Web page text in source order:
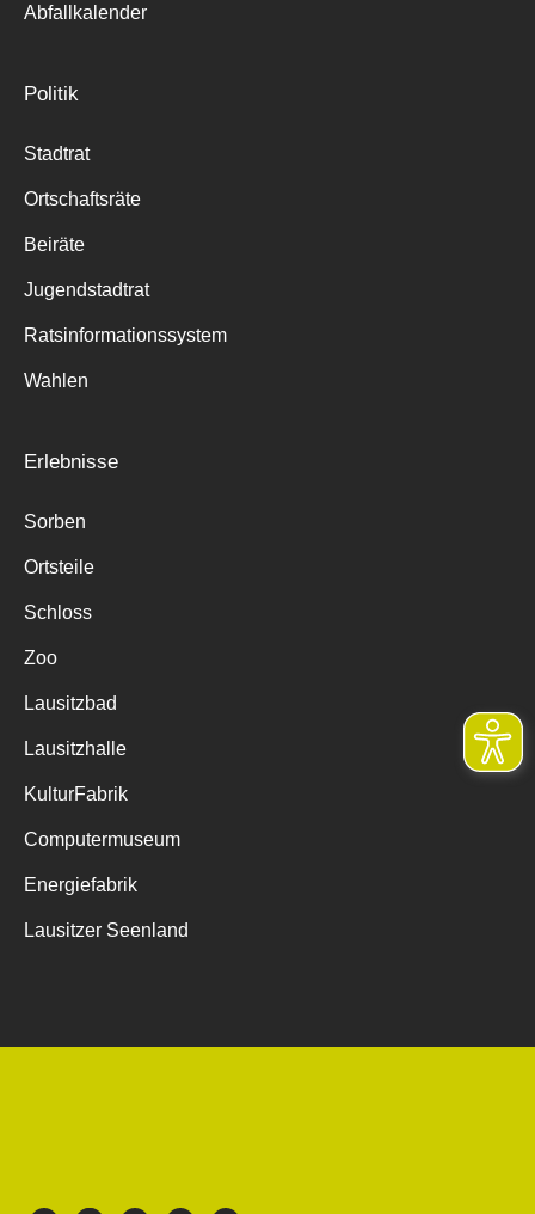
Abfallkalender
Politik
Stadtrat
Ortschaftsräte
Beiräte
Jugendstadtrat
Ratsinformationssystem
Wahlen
Erlebnisse
Sorben
Ortsteile
Schloss
Zoo
Lausitzbad
Lausitzhalle
KulturFabrik
Computermuseum
Energiefabrik
Lausitzer Seenland